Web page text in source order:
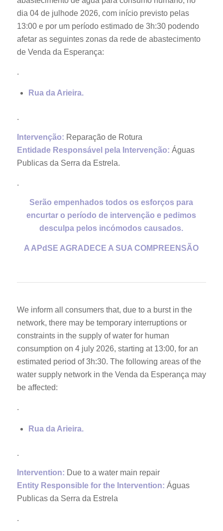
dia 04 de julhode 2026, com início previsto pelas
13:00 e por um período estimado de 3h:30 podendo
afetar as seguintes zonas da rede de abastecimento
de Venda da Esperança:
.
Rua da Arieira.
.
Intervenção: Reparação de Rotura
Entidade Responsável pela Intervenção: Águas
Publicas da Serra da Estrela.
.
Serão empenhados todos os esforços para
encurtar o período de intervenção e pedimos
desculpa pelos incómodos causados.
A APdSE AGRADECE A SUA COMPREENSÃO
We inform all consumers that, due to a burst in the
network, there may be temporary interruptions or
constraints in the supply of water for human
consumption on 4 july 2026, starting at 13:00, for an
estimated period of 3h:30. The following areas of the
water supply network in the Venda da Esperança may
be affected:
.
Rua da Arieira.
.
Intervention: Due to a water main repair
Entity Responsible for the Intervention: Águas
Publicas da Serra da Estrela
.